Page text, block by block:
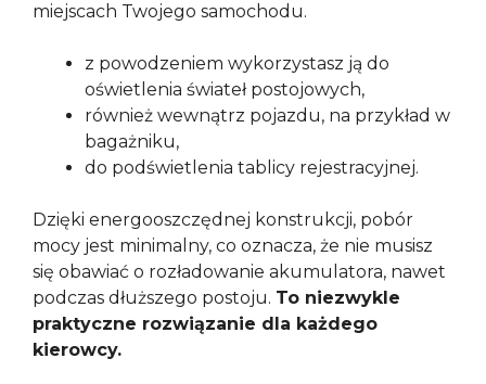
miejscach Twojego samochodu.
z powodzeniem wykorzystasz ją do
oświetlenia świateł postojowych,
również wewnątrz pojazdu, na przykład w
bagażniku,
do podświetlenia tablicy rejestracyjnej.
Dzięki energooszczędnej konstrukcji, pobór
mocy jest minimalny, co oznacza, że nie musisz
się obawiać o rozładowanie akumulatora, nawet
podczas dłuższego postoju. To niezwykle
praktyczne rozwiązanie dla każdego
kierowcy.